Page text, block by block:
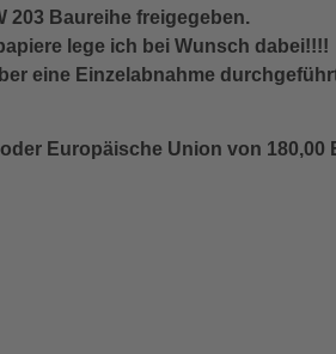
203 Baureihe freigegeben.
lege ich bei Wunsch dabei!!!!
eine Einzelabnahme
Europäische Union von